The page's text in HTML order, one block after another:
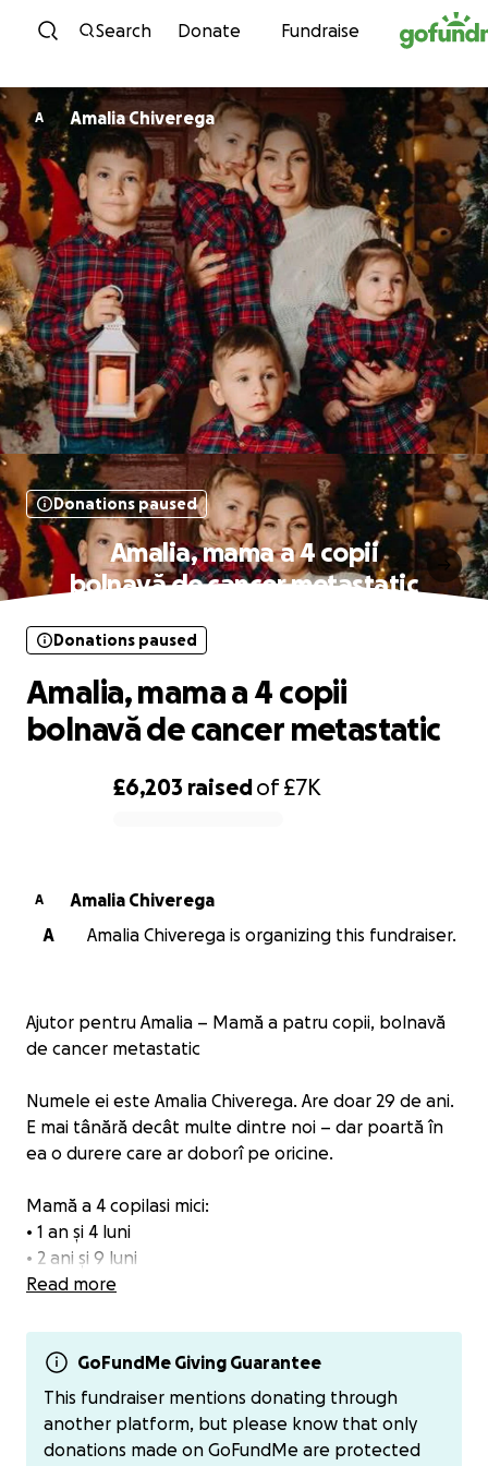
Skip to content
Search Donate Fundraise
A Amalia Chiverega
Donations paused
Amalia, mama a 4 copii
bolnavă de cancer metastatic
£6,203 raisedof£7K
Donations paused
Amalia, mama a 4 copii
bolnavă de cancer metastatic
A
Amalia Chiverega
A
Amalia Chiverega is organizing this fundraiser.
Ajutor pentru Amalia – Mamă a patru copii, bolnavă
de cancer metastatic
Numele ei este Amalia Chiverega. Are doar 29 de ani.
E mai tânără decât multe dintre noi – dar poartă în
ea o durere care ar doborî pe oricine.
Mamă a 4 copilasi mici:
• 1 an și 4 luni
• 2 ani și 9 luni
• 4 ani și 2 luni
În februarie 2024, la doar câteva zile după ce a
născut ultimul copil, Amalia a fost diagnosticată cu o
tumoră suprarenală de 17/8 cm. A fost operată la Iași
și i s-a spus că nu este cancer.
Read more
GoFundMe Giving Guarantee
This fundraiser mentions donating through
another platform, but please know that only
donations made on GoFundMe are protected